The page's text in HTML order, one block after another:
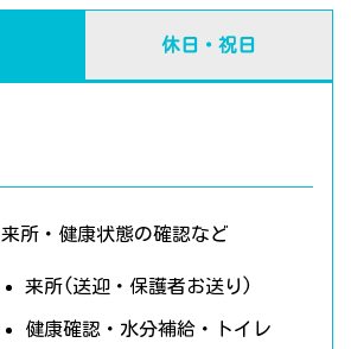
休日・祝日
来所・健康状態の確認など
来所(送迎・保護者お送り)
健康確認・水分補給・トイレ